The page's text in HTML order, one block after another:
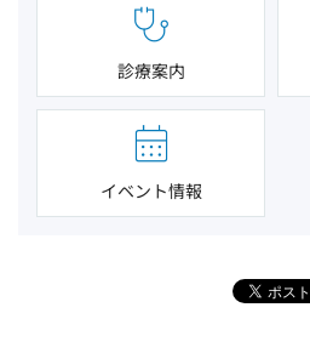
診療案内
イベント情報